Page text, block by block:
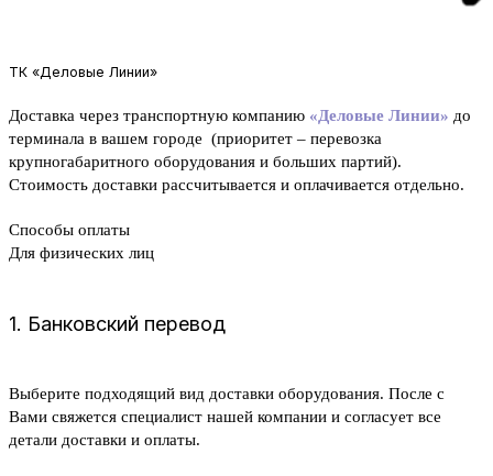
ТК «Деловые Линии»
Доставка через транспортную компанию «Деловые Линии» до
терминала в вашем городе (приоритет – перевозка
крупногабаритного оборудования и больших партий).
Стоимость доставки рассчитывается и оплачивается отдельно.
Способы оплаты
Для физических лиц
1. Банковский перевод
Выберите подходящий вид доставки оборудования. После с
Вами свяжется специалист нашей компании и согласует все
детали доставки и оплаты.